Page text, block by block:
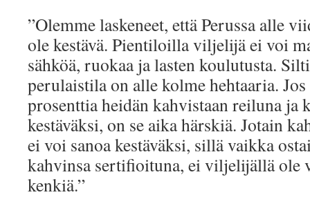
”Olemme laskeneet, että Perussa alle
ole kestävä. Pientiloilla viljelijä ei voi
sähköä, ruokaa ja lasten koulutusta.
perulaistila on alle kolme hehtaaria.
prosenttia heidän kahvistaan reiluna ja
kestäväksi, on se aika härskiä. Jotain
ei voi sanoa kestäväksi, sillä vaikka
kahvinsa sertifioituna, ei viljelijällä ole
kenkiä.”